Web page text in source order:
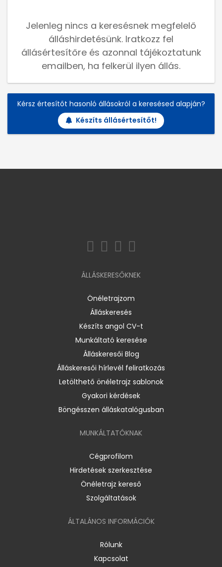
Jelenleg nincs a keresésnek megfelelő
álláshirdetésünk. Iratkozz fel
állásértesítőre és azonnal tájékoztatunk
emailben, ha felkerül ilyen állás.
Kérsz értesítőt hasonló állásokról a keresésed alapján?
Készíts állásértesítőt!
ÁLLÁSKERESŐKNEK
Önéletrajzom
Álláskeresés
Készíts angol CV-t
Munkáltató keresése
Álláskeresői Blog
Álláskeresői hírlevél feliratkozás
Letölthető önéletrajz sablonok
Gyakori kérdések
Böngésszen álláskatalógusban
MUNKÁLTATÓKNAK
Cégprofilom
Hirdetések szerkesztése
Önéletrajz kereső
Szolgáltatások
ÁLTALÁNOS INFORMÁCIÓK
Rólunk
Kapcsolat